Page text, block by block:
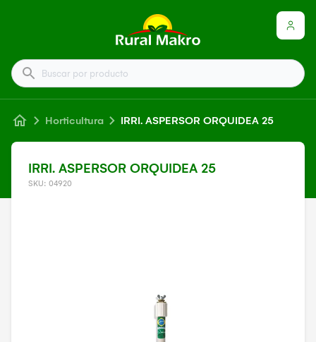
Buscar por producto
Horticultura IRRI. ASPERSOR ORQUIDEA 25
IRRI. ASPERSOR ORQUIDEA 25
SKU: 04920